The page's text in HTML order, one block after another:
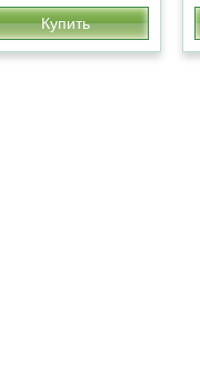
Купить